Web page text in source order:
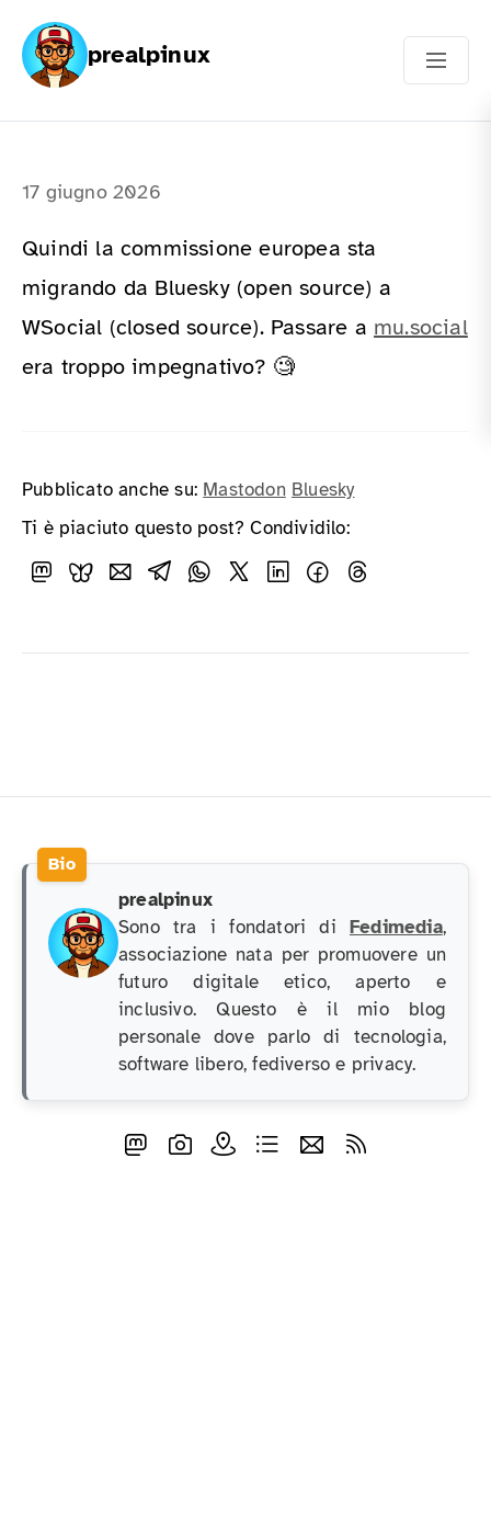
prealpinux
17 giugno 2026
Quindi la commissione europea sta
migrando da Bluesky (open source) a
WSocial (closed source). Passare a mu.social
era troppo impegnativo? 🧐
Pubblicato anche su: Mastodon Bluesky
Ti è piaciuto questo post? Condividilo:
prealpinux
Sono tra i fondatori di Fedimedia,
associazione nata per promuovere un
futuro digitale etico, aperto e
inclusivo. Questo è il mio blog
personale dove parlo di tecnologia,
software libero, fediverso e privacy.